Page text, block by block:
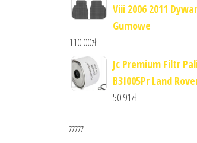
Viii 2006 2011
Gumowe
110.00zł
Jc Premium Filtr
B3I005Pr Land
50.91zł
zzzzz